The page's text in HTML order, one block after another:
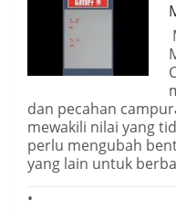
dan pecahan
mewakili nilai yang
perlu mengubah
yang lain untuk